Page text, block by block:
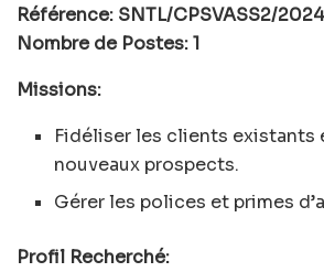
Référence: SNTL/CPSVASS2/2024
Nombre de Postes: 1
Missions:
Fidéliser les clients existants
nouveaux prospects.
Gérer les polices et primes
Profil Recherché: